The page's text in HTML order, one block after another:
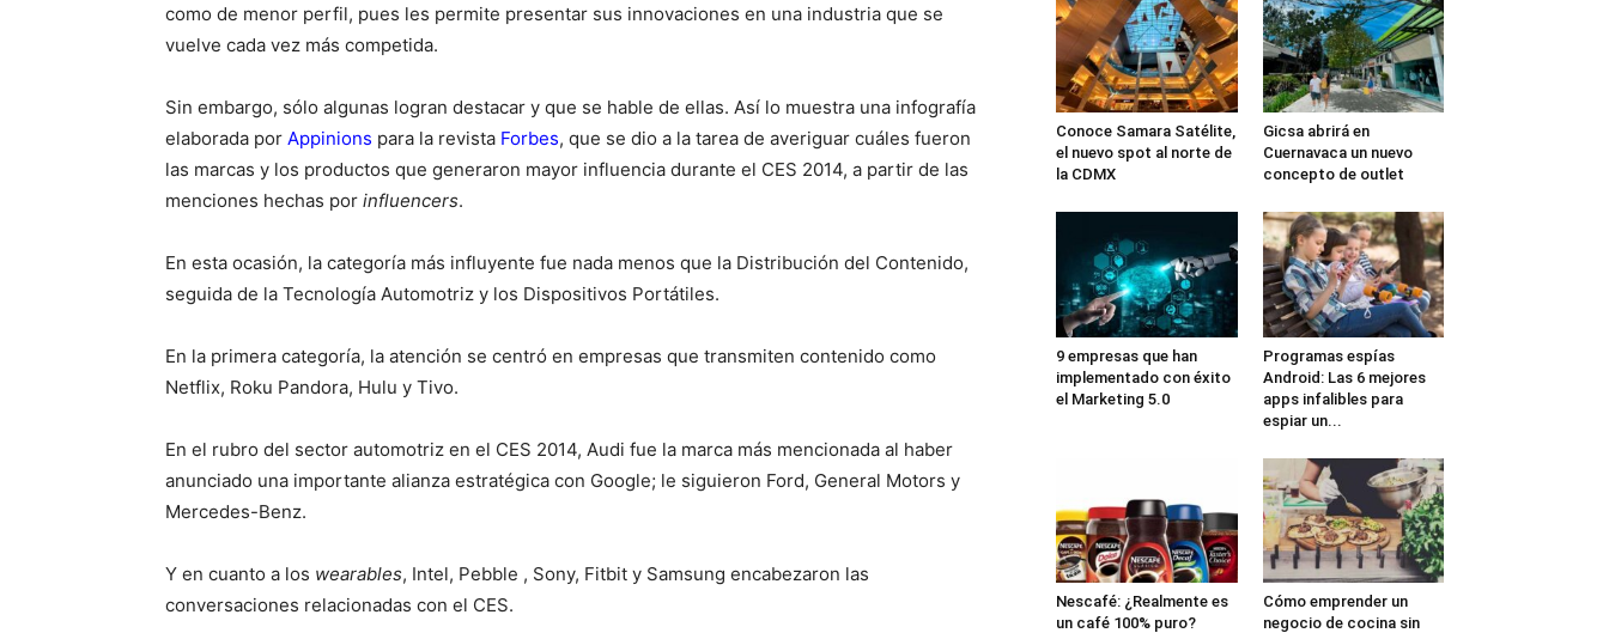
como de menor perfil, pues les permite presentar sus innovaciones en una industria que se
vuelve cada vez más competida.
Sin embargo, sólo algunas logran destacar y que se hable de ellas. Así lo muestra una infografía
elaborada por Appinions para la revista Forbes, que se dio a la tarea de averiguar cuáles fueron
las marcas y los productos que generaron mayor influencia durante el CES 2014, a partir de las
menciones hechas por influencers.
En esta ocasión, la categoría más influyente fue nada menos que la Distribución del Contenido,
seguida de la Tecnología Automotriz y los Dispositivos Portátiles.
En la primera categoría, la atención se centró en empresas que transmiten contenido como
Netflix, Roku Pandora, Hulu y Tivo.
En el rubro del sector automotriz en el CES 2014, Audi fue la marca más mencionada al haber
anunciado una importante alianza estratégica con Google; le siguieron Ford, General Motors y
Mercedes-Benz.
Y en cuanto a los wearables, Intel, Pebble , Sony, Fitbit y Samsung encabezaron las
conversaciones relacionadas con el CES.
Conoce Samara Satélite,
el nuevo spot al norte de
la CDMX
Gicsa abrirá en
Cuernavaca un nuevo
concepto de outlet
9 empresas que han
implementado con éxito
el Marketing 5.0
Programas espías
Android: Las 6 mejores
apps infalibles para
espiar un...
Nescafé: ¿Realmente es
un café 100% puro?
Cómo emprender un
negocio de cocina sin